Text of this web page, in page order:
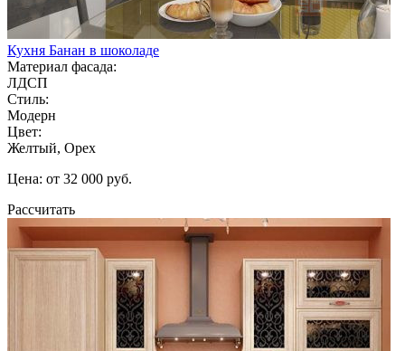
Кухня Банан в шоколаде
Материал фасада:
ЛДСП
Стиль:
Модерн
Цвет:
Желтый, Орех
Цена: от 32 000 руб.
Рассчитать